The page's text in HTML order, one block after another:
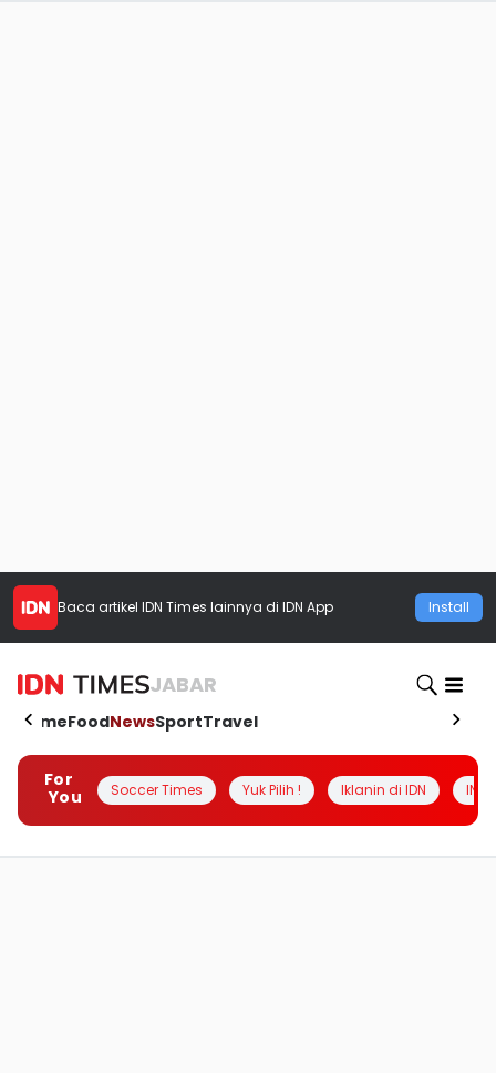
Baca artikel IDN Times lainnya di IDN App Install
JABAR
HomeFoodNewsSportTravel
For
You
Soccer Times Yuk Pilih ! Iklanin di IDN